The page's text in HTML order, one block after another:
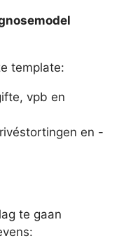
template:
vpb en
en -
te gaan